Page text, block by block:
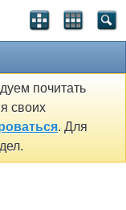
почитать
своих
. Для